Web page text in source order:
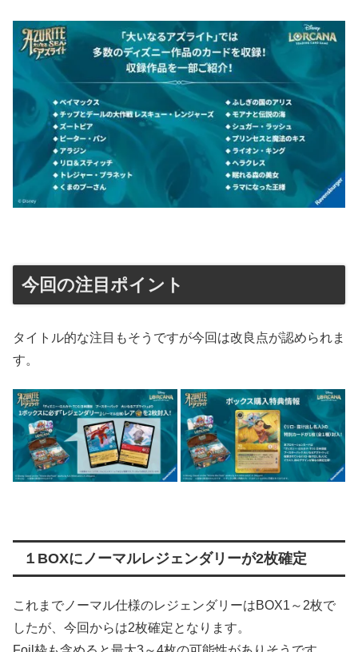
今回の注目ポイント
タイトル的な注目もそうですが今回は改良点が認められま
す。
１BOXにノーマルレジェンダリーが2枚確定
これまでノーマル仕様のレジェンダリーはBOX1～2枚で
したが、今回からは2枚確定となります。